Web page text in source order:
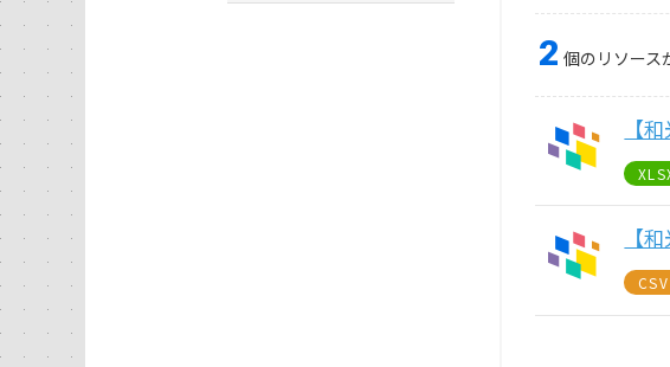
2 個のリソース
【
【
CSV